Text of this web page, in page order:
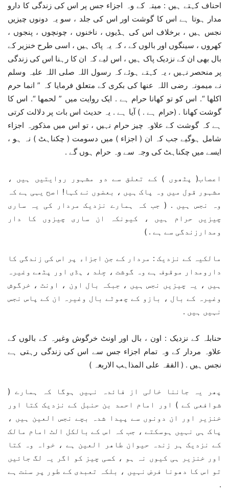
احناف کہتے ہیں : میتہ کے وہ اجزاء جس پر اس کی زندگی کا دارو
مدار ہوتا ہے اس کا گوشت اور اس کی جلد ، سو یہ دونوں چیزیں
نجس ہیں ، برخلاف اس کی ہڈیوں ، ناخنوں ، چونچوں ، پنجوں ،
کھروں ، سینگوں اور بالوں کے ، کہ یہ پاک ہیں ، اسی طرح خنزیر کے
بال بھی ان کے نزدیک پاک ہیں ، اس لیے کہ ان کا رہنا اس کی زندگی
پر منحصر نہیں ، یہ کہتے ہوئے کہ رسول اللہ صلی اللہ علیہ وسلم
نے میمونہ رضی اللہ عنھا کی بکری کے متعلق فرمایا کہ ” انما حرم
اکلھا “. اس کو تو کھانا حرام ہے . ایک روایت میں ” لحمھا “. اس کا
گوشت کھانا . (حرام ہے . ) آیا ہے . یہ حدیث اس بات پر دلالت کرتی
ہے کہ گوشت کے علاوہ چیز حرام نہیں ، تو اس میں مذکورہ اجزاء
شامل ہوگیے جب کہ ان ( اجزاء ) میں دسومت ( چکناہٹ ) نہ ہو ،
ایسے میں چکناہٹ کی وجہ سے وہ حرام ہوں گے .
اعصاب( پٹھوں ) کے تعلق سے دو مشہور روایتیں ہیں ،
مشہور قول میں وہ پاک ہیں ، بعضوں نے کہا! اصح یہی ہے کہ
وہ نجس ہیں . ( جب کہ ہمارے نزدیک مردار کی یہ ساری
چیزیں حرام ہیں ، کیونکہ ان ساری چیزوں کا دار
ومدارزندگی سے ہے . )
مالکیہ کے نزدیک : مردار کے جن اجزاء پر اس کی زندگی کا
دارومدار موقوف ہے وہ گوشت ، جِلد ، ہڈی اور پٹھے وغیرہ
ہیں ، یہ چیزیں نجس ہیں ، جبکہ بال اون ، اونٹ ، خرگوش
وغیرہ کے بال ، بازو کے چھوٹے بال وغیرہ ان کے پاس نجس
نہیں ہیں .
حنابلہ کے نزدیک : اون ، بال اور اونٹ خرگوش وغیرہ کے بالوں کے
علاوہ مردار کے وہ تمام اجزاء جس سے اس کی زندگی رہتی ہے
نجس ہیں . ( الفقہ علی المذاہب الاربعہ )
پھر یہ جاننا خالی از فائدہ نہیں ہوگا کہ ہمارے (
شوافعی کے ) اور امام احمد بن حنبل کے نزدیک کتا اور
خنزیر اور ان دونوں سے پیدا شدہ بچے نجس العین ہیں ،
پاک ہی نہیں ہوسکتے ، جب کہ اس کے بالکل الٹ امام مالک
کے نزدیک ہر زندہ حیوان طاھر العین ہے ، خواہ وہ کتا
اور خنزیر ہی کیوں نہ ہو ، کسی چیز کو اگر یہ لگ جائیں
تو اس کا دھونا فرض نہیں ، بلکہ تعبدی کے طور پر سنت ہے
.